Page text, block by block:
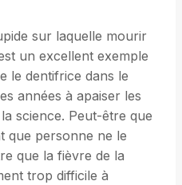
sur laquelle mourir
un excellent exemple
le dentifrice dans le
années à apaiser les
science. Peut-être que
que personne ne le
que la fièvre de la
trop difficile à